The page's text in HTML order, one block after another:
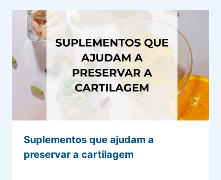
Suplementos que ajudam a
preservar a cartilagem